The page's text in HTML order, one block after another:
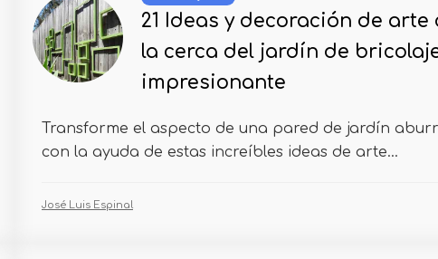
21 Ideas y decoración de arte
la cerca del jardín de
impresionante
Transforme el aspecto de una pared de jardín
con la ayuda de estas increíbles ideas de arte...
José Luis Espinal